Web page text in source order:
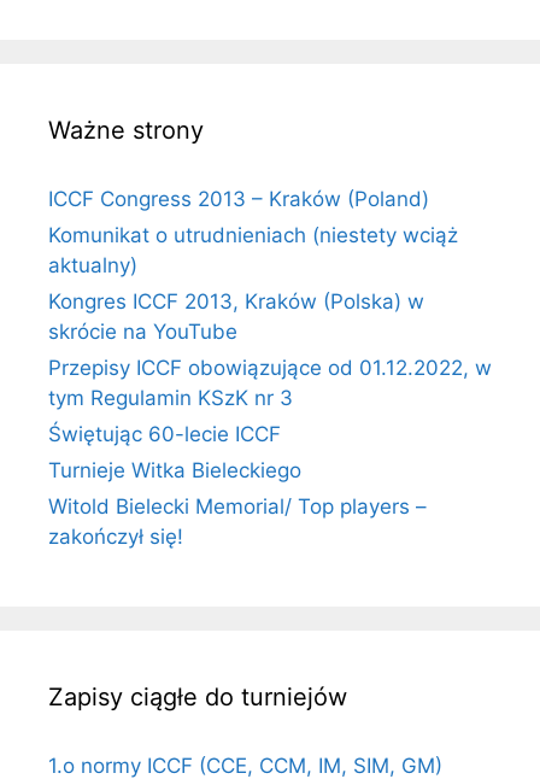
Ważne strony
ICCF Congress 2013 – Kraków (Poland)
Komunikat o utrudnieniach (niestety wciąż
aktualny)
Kongres ICCF 2013, Kraków (Polska) w
skrócie na YouTube
Przepisy ICCF obowiązujące od 01.12.2022, w
tym Regulamin KSzK nr 3
Świętując 60-lecie ICCF
Turnieje Witka Bieleckiego
Witold Bielecki Memorial/ Top players –
zakończył się!
Zapisy ciągłe do turniejów
1.o normy ICCF (CCE, CCM, IM, SIM, GM)